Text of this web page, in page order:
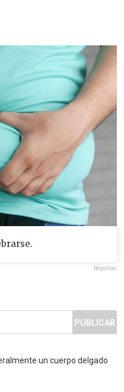
Reportar
PUBLICAR
un cuerpo delgado